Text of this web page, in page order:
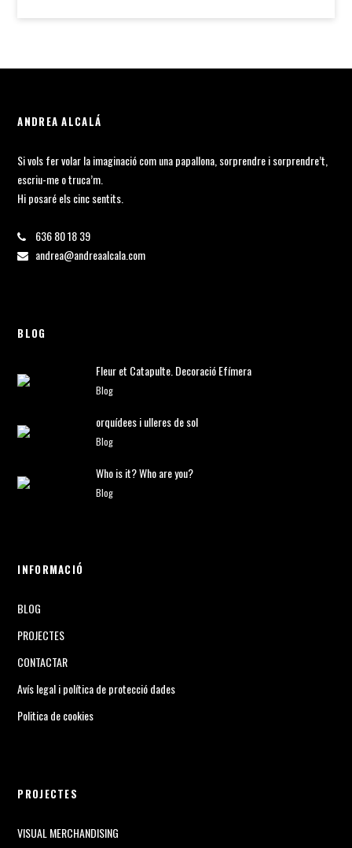
ANDREA ALCALÁ
Si vols fer volar la imaginació com una papallona, sorprendre i sorprendre’t,
escriu-me o truca’m.
Hi posaré els cinc sentits.
636 80 18 39
andrea@andreaalcala.com
BLOG
Fleur et Catapulte. Decoració Efímera
Blog
orquídees i ulleres de sol
Blog
Who is it? Who are you?
Blog
INFORMACIÓ
BLOG
PROJECTES
CONTACTAR
Avís legal i política de protecció dades
Politica de cookies
PROJECTES
VISUAL MERCHANDISING